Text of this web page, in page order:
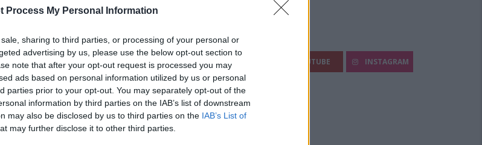
Process My Personal Information
sharing to third parties, or processing of your personal or
advertising by us, please use the below opt-out section to
note that after your opt-out request is processed you may
ads based on personal information utilized by us or personal
parties prior to your opt-out. You may separately opt-out of the
information by third parties on the IAB’s list of downstream
may also be disclosed by us to third parties on the IAB’s List of
may further disclose it to other third parties.
0 2 2 0 1 0 0 0 0 1 0
1 3 4 0 1 0 1 1 0 0 1 2 3
1 1 2 0 1 0 0 0 0 0 1 1 2
1 0 1 0 1 0 0 0 0 0 1 0 1
Segui Diario Sportivo:
FACEBOOK YOUTUBE INSTAGRAM